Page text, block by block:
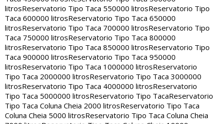
litrosReservatorio Tipo Taca 550000 litrosReservatorio Tipo
Taca 600000 litrosReservatorio Tipo Taca 650000
litrosReservatorio Tipo Taca 700000 litrosReservatorio Tipo
Taca 750000 litrosReservatorio Tipo Taca 800000
litrosReservatorio Tipo Taca 850000 litrosReservatorio Tipo
Taca 900000 litrosReservatorio Tipo Taca 950000
litrosReservatorio Tipo Taca 1000000 litrosReservatorio
Tipo Taca 2000000 litrosReservatorio Tipo Taca 3000000
litrosReservatorio Tipo Taca 4000000 litrosReservatorio
Tipo Taca 5000000 litrosReservatorio Tipo TacaReservatorio
Tipo Taca Coluna Cheia 2000 litrosReservatorio Tipo Taca
Coluna Cheia 5000 litrosReservatorio Tipo Taca Coluna Cheia